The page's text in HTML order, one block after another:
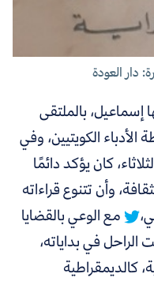
دار العودة
إسماعيل، بالملتقى
الأدباء الكويتيين، وفي
كان يؤكد دائمًا
وأن تتنوع قراءاته
مع الوعي بالقضايا
في بداياته،
كالديمقراطية